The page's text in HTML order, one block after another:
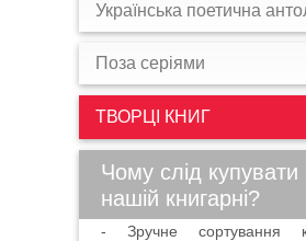
Українська поетична
Поза серіями
ТВОРЦІ КНИГ
Чому слід купувати
нашій книгарні?
- Зручне сортування